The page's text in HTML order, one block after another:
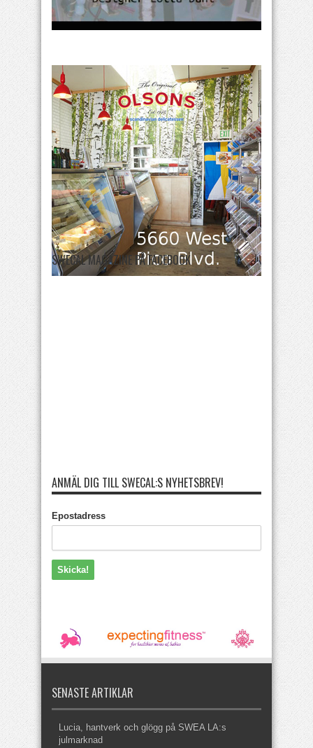
SWECAL MAGAZINE PÅ FACEBOOK
ANMÄL DIG TILL SWECAL:S NYHETSBREV!
Epostadress
SENASTE ARTIKLAR
Lucia, hantverk och glögg på SWEA LA:s
julmarknad